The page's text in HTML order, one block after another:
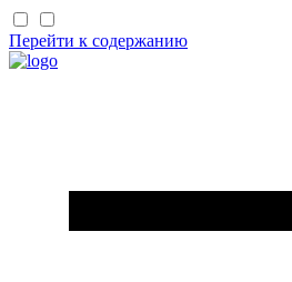
Перейти к содержанию